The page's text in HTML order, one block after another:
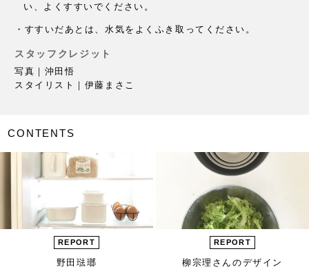
い、よくすすいでください。
・すすいだあとは、水気をよくふき取ってください。
スタッフクレジット
写真｜沖田悟
スタイリスト｜伊藤まさこ
CONTENTS
REPORT
野田琺瑯
REPORT
柳宗理さんのデザイン